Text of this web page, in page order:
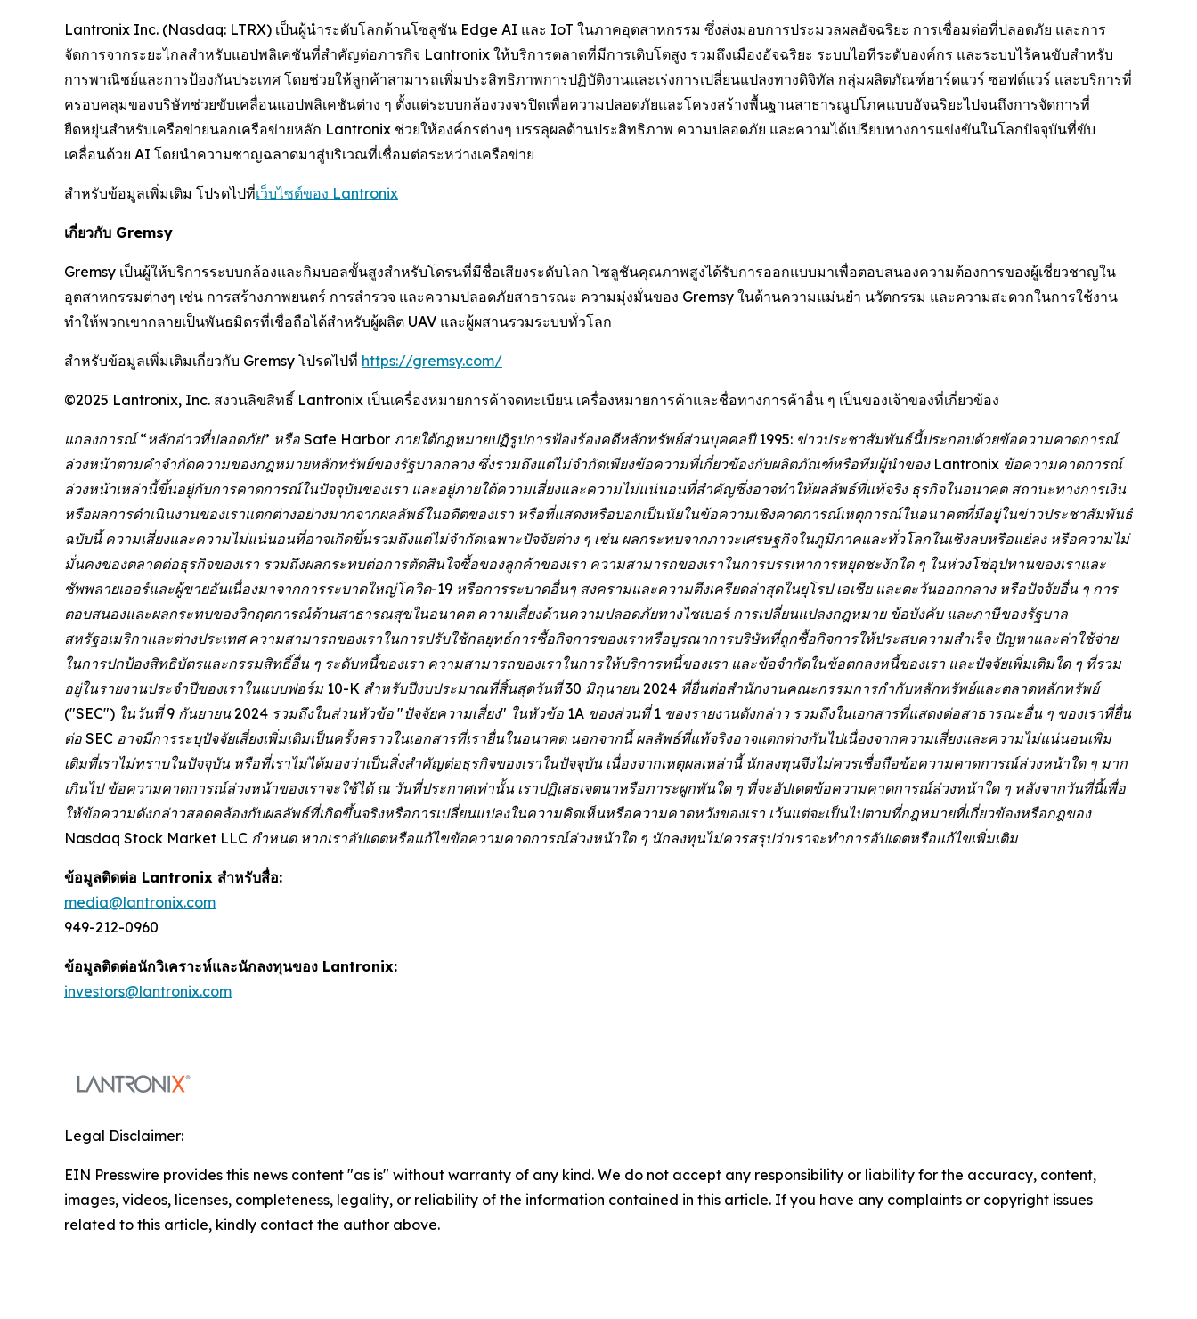
Lantronix Inc. (Nasdaq: LTRX) เป็นผู้นำระดับโลกด้านโซลูชัน Edge AI และ IoT ในภาคอุตสาหกรรม ซึ่งส่งมอบการประมวลผลอัจฉริยะ การเชื่อมต่อที่ปลอดภัย และการ
จัดการจากระยะไกลสำหรับแอปพลิเคชันที่สำคัญต่อภารกิจ Lantronix ให้บริการตลาดที่มีการเติบโตสูง รวมถึงเมืองอัจฉริยะ ระบบไอทีระดับองค์กร และระบบไร้คนขับสำหรับ
การพาณิชย์และการป้องกันประเทศ โดยช่วยให้ลูกค้าสามารถเพิ่มประสิทธิภาพการปฏิบัติงานและเร่งการเปลี่ยนแปลงทางดิจิทัล กลุ่มผลิตภัณฑ์ฮาร์ดแวร์ ซอฟต์แวร์ และบริการที่
ครอบคลุมของบริษัทช่วยขับเคลื่อนแอปพลิเคชันต่าง ๆ ตั้งแต่ระบบกล้องวงจรปิดเพื่อความปลอดภัยและโครงสร้างพื้นฐานสาธารณูปโภคแบบอัจฉริยะไปจนถึงการจัดการที่
ยืดหยุ่นสำหรับเครือข่ายนอกเครือข่ายหลัก Lantronix ช่วยให้องค์กรต่างๆ บรรลุผลด้านประสิทธิภาพ ความปลอดภัย และความได้เปรียบทางการแข่งขันในโลกปัจจุบันที่ขับ
เคลื่อนด้วย AI โดยนำความชาญฉลาดมาสู่บริเวณที่เชื่อมต่อระหว่างเครือข่าย
สำหรับข้อมูลเพิ่มเติม โปรดไปที่เว็บไซต์ของ Lantronix
เกี่ยวกับ Gremsy
Gremsy เป็นผู้ให้บริการระบบกล้องและกิมบอลขั้นสูงสำหรับโดรนที่มีชื่อเสียงระดับโลก โซลูชันคุณภาพสูงได้รับการออกแบบมาเพื่อตอบสนองความต้องการของผู้เชี่ยวชาญใน
อุตสาหกรรมต่างๆ เช่น การสร้างภาพยนตร์ การสำรวจ และความปลอดภัยสาธารณะ ความมุ่งมั่นของ Gremsy ในด้านความแม่นยำ นวัตกรรม และความสะดวกในการใช้งาน
ทำให้พวกเขากลายเป็นพันธมิตรที่เชื่อถือได้สำหรับผู้ผลิต UAV และผู้ผสานรวมระบบทั่วโลก
สำหรับข้อมูลเพิ่มเติมเกี่ยวกับ Gremsy โปรดไปที่ https://gremsy.com/
©2025 Lantronix, Inc. สงวนลิขสิทธิ์ Lantronix เป็นเครื่องหมายการค้าจดทะเบียน เครื่องหมายการค้าและชื่อทางการค้าอื่น ๆ เป็นของเจ้าของที่เกี่ยวข้อง
แถลงการณ์ “หลักอ่าวที่ปลอดภัย” หรือ Safe Harbor ภายใต้กฎหมายปฏิรูปการฟ้องร้องคดีหลักทรัพย์ส่วนบุคคลปี 1995: ข่าวประชาสัมพันธ์นี้ประกอบด้วยข้อความคาดการณ์
ล่วงหน้าตามคำจำกัดความของกฎหมายหลักทรัพย์ของรัฐบาลกลาง ซึ่งรวมถึงแต่ไม่จำกัดเพียงข้อความที่เกี่ยวข้องกับผลิตภัณฑ์หรือทีมผู้นำของ Lantronix ข้อความคาดการณ์
ล่วงหน้าเหล่านี้ขึ้นอยู่กับการคาดการณ์ในปัจจุบันของเรา และอยู่ภายใต้ความเสี่ยงและความไม่แน่นอนที่สำคัญซึ่งอาจทำให้ผลลัพธ์ที่แท้จริง ธุรกิจในอนาคต สถานะทางการเงิน
หรือผลการดำเนินงานของเราแตกต่างอย่างมากจากผลลัพธ์ในอดีตของเรา หรือที่แสดงหรือบอกเป็นนัยในข้อความเชิงคาดการณ์เหตุการณ์ในอนาคตที่มีอยู่ในข่าวประชาสัมพันธ์
ฉบับนี้ ความเสี่ยงและความไม่แน่นอนที่อาจเกิดขึ้นรวมถึงแต่ไม่จำกัดเฉพาะปัจจัยต่าง ๆ เช่น ผลกระทบจากภาวะเศรษฐกิจในภูมิภาคและทั่วโลกในเชิงลบหรือแย่ลง หรือความไม่
มั่นคงของตลาดต่อธุรกิจของเรา รวมถึงผลกระทบต่อการตัดสินใจซื้อของลูกค้าของเรา ความสามารถของเราในการบรรเทาการหยุดชะงักใด ๆ ในห่วงโซ่อุปทานของเราและ
ซัพพลายเออร์และผู้ขายอันเนื่องมาจากการระบาดใหญ่โควิด-19 หรือการระบาดอื่นๆ สงครามและความตึงเครียดล่าสุดในยุโรป เอเชีย และตะวันออกกลาง หรือปัจจัยอื่น ๆ การ
ตอบสนองและผลกระทบของวิกฤตการณ์ด้านสาธารณสุขในอนาคต ความเสี่ยงด้านความปลอดภัยทางไซเบอร์ การเปลี่ยนแปลงกฎหมาย ข้อบังคับ และภาษีของรัฐบาล
สหรัฐอเมริกาและต่างประเทศ ความสามารถของเราในการปรับใช้กลยุทธ์การซื้อกิจการของเราหรือบูรณาการบริษัทที่ถูกซื้อกิจการให้ประสบความสำเร็จ ปัญหาและค่าใช้จ่าย
ในการปกป้องสิทธิบัตรและกรรมสิทธิ์อื่น ๆ ระดับหนี้ของเรา ความสามารถของเราในการให้บริการหนี้ของเรา และข้อจำกัดในข้อตกลงหนี้ของเรา และปัจจัยเพิ่มเติมใด ๆ ที่รวม
อยู่ในรายงานประจำปีของเราในแบบฟอร์ม 10-K สำหรับปีงบประมาณที่สิ้นสุดวันที่ 30 มิถุนายน 2024 ที่ยื่นต่อสำนักงานคณะกรรมการกำกับหลักทรัพย์และตลาดหลักทรัพย์
("SEC") ในวันที่ 9 กันยายน 2024 รวมถึงในส่วนหัวข้อ "ปัจจัยความเสี่ยง" ในหัวข้อ 1A ของส่วนที่ 1 ของรายงานดังกล่าว รวมถึงในเอกสารที่แสดงต่อสาธารณะอื่น ๆ ของเราที่ยื่น
ต่อ SEC อาจมีการระบุปัจจัยเสี่ยงเพิ่มเติมเป็นครั้งคราวในเอกสารที่เรายื่นในอนาคต นอกจากนี้ ผลลัพธ์ที่แท้จริงอาจแตกต่างกันไปเนื่องจากความเสี่ยงและความไม่แน่นอนเพิ่ม
เติมที่เราไม่ทราบในปัจจุบัน หรือที่เราไม่ได้มองว่าเป็นสิ่งสำคัญต่อธุรกิจของเราในปัจจุบัน เนื่องจากเหตุผลเหล่านี้ นักลงทุนจึงไม่ควรเชื่อถือข้อความคาดการณ์ล่วงหน้าใด ๆ มาก
เกินไป ข้อความคาดการณ์ล่วงหน้าของเราจะใช้ได้ ณ วันที่ประกาศเท่านั้น เราปฏิเสธเจตนาหรือภาระผูกพันใด ๆ ที่จะอัปเดตข้อความคาดการณ์ล่วงหน้าใด ๆ หลังจากวันที่นี้เพื่อ
ให้ข้อความดังกล่าวสอดคล้องกับผลลัพธ์ที่เกิดขึ้นจริงหรือการเปลี่ยนแปลงในความคิดเห็นหรือความคาดหวังของเรา เว้นแต่จะเป็นไปตามที่กฎหมายที่เกี่ยวข้องหรือกฎของ
Nasdaq Stock Market LLC กำหนด หากเราอัปเดตหรือแก้ไขข้อความคาดการณ์ล่วงหน้าใด ๆ นักลงทุนไม่ควรสรุปว่าเราจะทำการอัปเดตหรือแก้ไขเพิ่มเติม
ข้อมูลติดต่อ Lantronix สำหรับสื่อ:
media@lantronix.com
949-212-0960
ข้อมูลติดต่อนักวิเคราะห์และนักลงทุนของ Lantronix:
investors@lantronix.com
Legal Disclaimer:
EIN Presswire provides this news content "as is" without warranty of any kind. We do not accept any responsibility or liability for the accuracy, content,
images, videos, licenses, completeness, legality, or reliability of the information contained in this article. If you have any complaints or copyright issues
related to this article, kindly contact the author above.